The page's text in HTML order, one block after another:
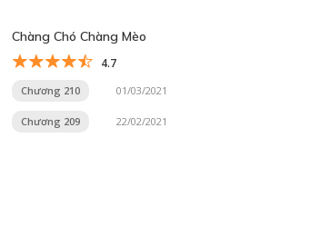
Chàng Chó Chàng Mèo
4.7
Chương 210 01/03/2021
Chương 209 22/02/2021